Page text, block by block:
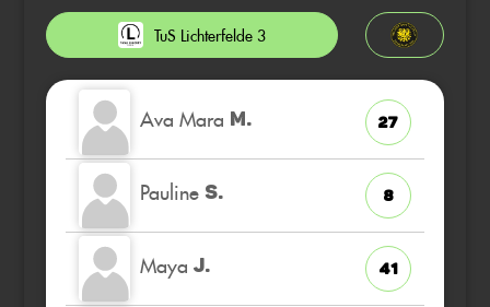
TuS Lichterfelde 3
Ava Mara M. 27
Pauline S. 8
Maya J. 41